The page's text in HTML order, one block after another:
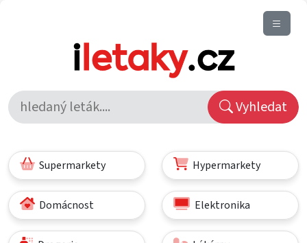
Vyhledat
Supermarkety Hypermarkety
Domácnost Elektronika